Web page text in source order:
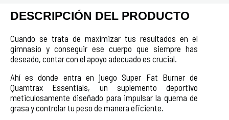
DESCRIPCIÓN DEL PRODUCTO
Cuando se trata de maximizar tus resultados en el
gimnasio y conseguir ese cuerpo que siempre has
deseado, contar con el apoyo adecuado es crucial.
Ahí es donde entra en juego Super Fat Burner de
Quamtrax Essentials, un suplemento deportivo
meticulosamente diseñado para impulsar la quema de
grasa y controlar tu peso de manera eficiente.